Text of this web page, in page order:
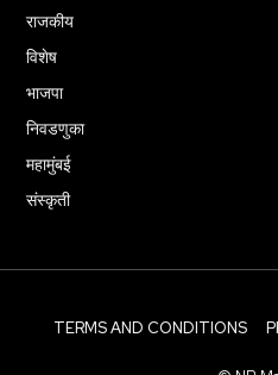
राजकीय
विशेष
भाजपा
निवडणुका
महामुंबई
संस्कृती
TERMS AND CONDITIONS